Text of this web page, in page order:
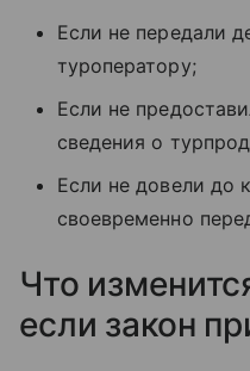
Если не передали
туроператору;
Если не
сведения о
Если не довели до
своевременно
Что
если закон